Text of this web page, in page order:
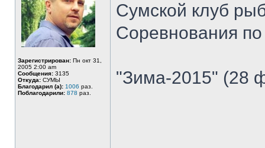
Зарегистрирован: Пн окт 31,
2005 2:00 am
Сообщения: 3135
Откуда: СУМЫ
Благодарил (а): 1006 раз.
Поблагодарили: 878 раз.
Сумской клуб
Соревнования
"Зима-2015" (28